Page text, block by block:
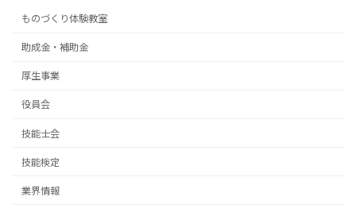
ものづくり体験教室
助成金・補助金
厚生事業
役員会
技能士会
技能検定
業界情報